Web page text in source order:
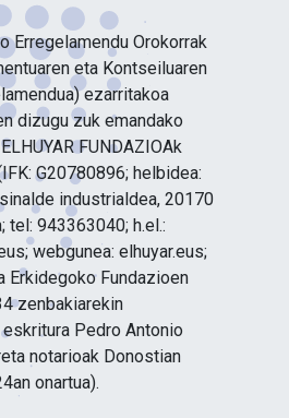
Erregelamendu Orokorrak
eta Kontseiluaren
ezarritakoa
dizugu zuk emandako
FUNDAZIOAk
G20780896; helbidea:
industrialdea, 20170
tel: 943363040; h.el.:
webgunea: elhuyar.eus;
Erkidegoko Fundazioen
zenbakiarekin
Pedro Antonio
notarioak Donostian
onartua).